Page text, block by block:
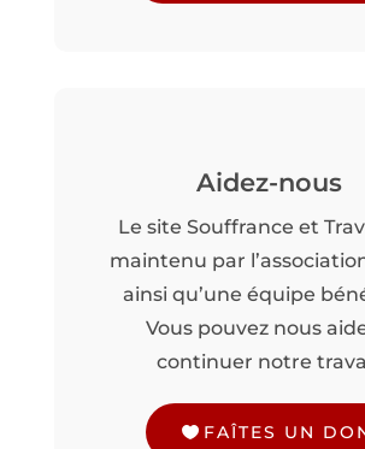
Aidez-nous
Le site Souffrance et
maintenu par
ainsi qu’une équipe
Vous pouvez nous
continuer notre
FAÎTES UN